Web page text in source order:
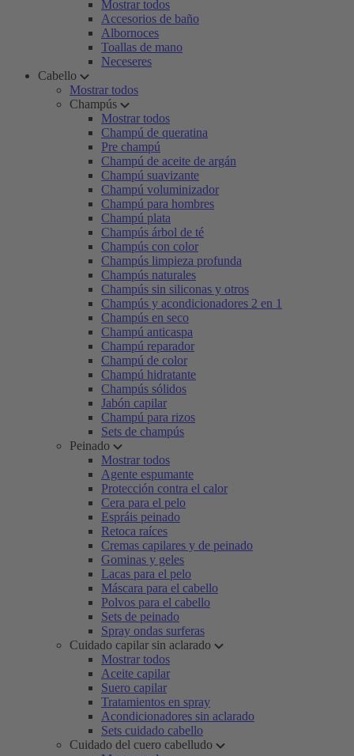
Mostrar todos
Accesorios de baño
Albornoces
Toallas de mano
Neceseres
Cabello
Mostrar todos
Champús
Mostrar todos
Champú de queratina
Pre champú
Champú de aceite de argán
Champú suavizante
Champú voluminizador
Champú para hombres
Champú plata
Champús árbol de té
Champús con color
Champús limpieza profunda
Champús naturales
Champús sin siliconas y otros
Champús y acondicionadores 2 en 1
Champús en seco
Champú anticaspa
Champú reparador
Champú de color
Champú hidratante
Champús sólidos
Jabón capilar
Champú para rizos
Sets de champús
Peinado
Mostrar todos
Agente espumante
Protección contra el calor
Cera para el pelo
Espráis peinado
Retoca raíces
Cremas capilares y de peinado
Gominas y geles
Lacas para el pelo
Máscara para el cabello
Polvos para el cabello
Sets de peinado
Spray ondas surferas
Cuidado capilar sin aclarado
Mostrar todos
Aceite capilar
Suero capilar
Tratamientos en spray
Acondicionadores sin aclarado
Sets cuidado cabello
Cuidado del cuero cabelludo